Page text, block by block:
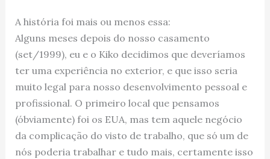
A história foi mais ou menos essa:
Alguns meses depois do nosso casamento
(set/1999), eu e o Kiko decidimos que deveríamos
ter uma experiência no exterior, e que isso seria
muito legal para nosso desenvolvimento pessoal e
profissional. O primeiro local que pensamos
(óbviamente) foi os EUA, mas tem aquele negócio
da complicação do visto de trabalho, que só um de
nós poderia trabalhar e tudo mais, certamente isso